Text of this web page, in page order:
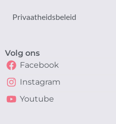
Privaatheidsbeleid
Volg ons
Facebook
Instagram
Youtube